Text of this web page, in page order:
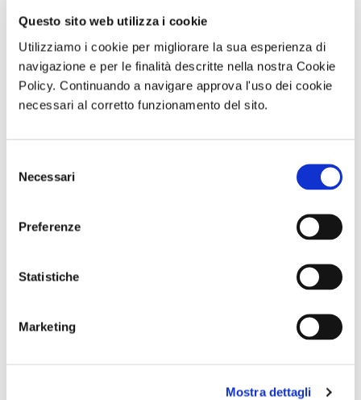
Questo sito web utilizza i cookie
Utilizziamo i cookie per migliorare la sua esperienza di
navigazione e per le finalità descritte nella nostra Cookie
Policy. Continuando a navigare approva l'uso dei cookie
necessari al corretto funzionamento del sito.
delNecessari
Preferenze
Statistiche
Marketing
Mostra dettagli